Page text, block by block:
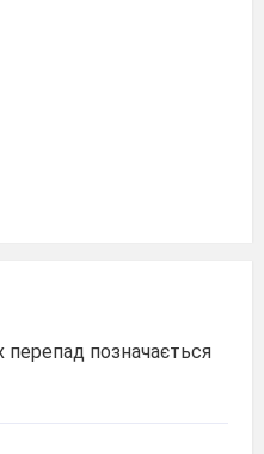
перепад позначається